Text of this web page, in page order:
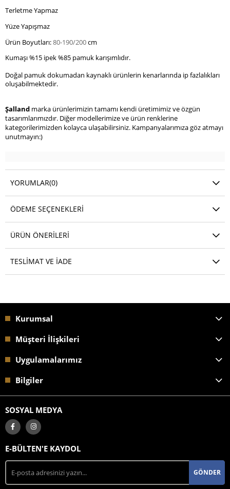
Terletme Yapmaz
Yüze Yapışmaz
Ürün Boyutları: 80-190/200 cm
Kumaşı %15 ipek %85 pamuk karışımlıdır.
Doğal pamuk dokumadan kaynaklı ürünlerin kenarlarında ip fazlalıkları
oluşabilmektedir.
Şalland marka ürünlerimizin tamamı kendi üretimimiz ve özgün
tasarımlarımızdır. Diğer modellerimize ve ürün renklerine
kategorilerimizden kolayca ulaşabilirsiniz. Kampanyalarımıza göz atmayı
unutmayın:)
YORUMLAR(0)
ÖDEME SEÇENEKLERI
ÜRÜN ÖNERILERI
TESLIMAT VE İADE
Kurumsal
Müşteri İlişkileri
Uygulamalarımız
Bilgiler
SOSYAL MEDYA
E-BÜLTEN'E KAYDOL
GÖNDER